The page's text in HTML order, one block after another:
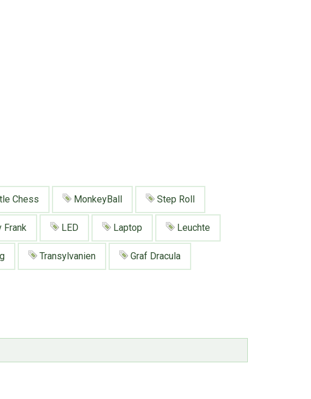
Chess MonkeyBall Step Roll
Frank LED Laptop Leuchte
Transylvanien Graf Dracula